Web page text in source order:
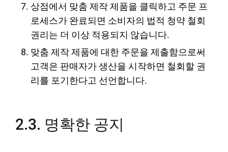
상점에서 맞춤 제작 제품을 클릭하고 주문 프
로세스가 완료되면 소비자의 법적 청약 철회
권리는 더 이상 적용되지 않습니다.
맞춤 제작 제품에 대한 주문을 제출함으로써
고객은 판매자가 생산을 시작하면 철회할 권
리를 포기한다고 선언합니다.
2.3. 명확한 공지